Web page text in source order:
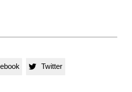
 Twitter